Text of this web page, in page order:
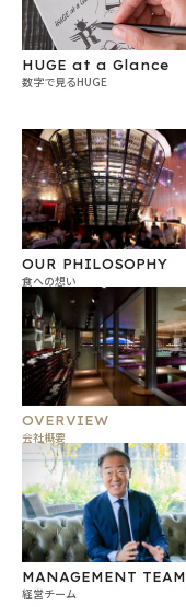
HUGE at a Glance
数字で見るHUGE
OUR PHILOSOPHY
食への想い
OVERVIEW
会社概要
MANAGEMENT TEAM
経営チーム